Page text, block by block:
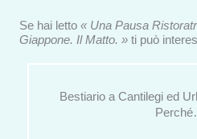
Se hai letto « Una Pausa
Giappone. Il Matto. » ti può
Bestiario a Cantilegi ed